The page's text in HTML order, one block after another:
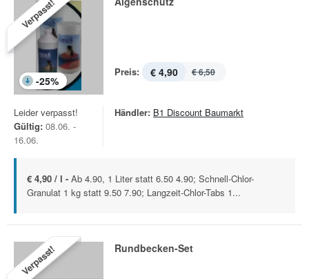
Verpasst!
-25%
Preis: € 4,90 € 6,50
Leider verpasst!
Gültig: 08.06. -
16.06.
Händler: B1 Discount Baumarkt
€ 4,90 / l - Ab 4.90, 1 Liter statt 6.50 4.90; Schnell-Chlor-
Granulat 1 kg statt 9.50 7.90; Langzeit-Chlor-Tabs 1...
Verpasst! Rundbecken-Set